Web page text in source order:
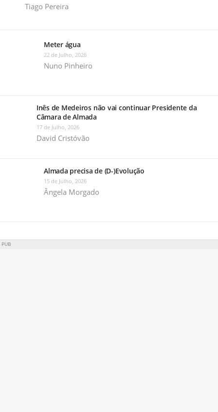
Tiago Pereira
Meter água
22 de Julho, 2026
Nuno Pinheiro
Inês de Medeiros não vai continuar Presidente da
Câmara de Almada
17 de Julho, 2026
David Cristóvão
Almada precisa de (D-)Evolução
15 de Julho, 2026
Ângela Morgado
PUB